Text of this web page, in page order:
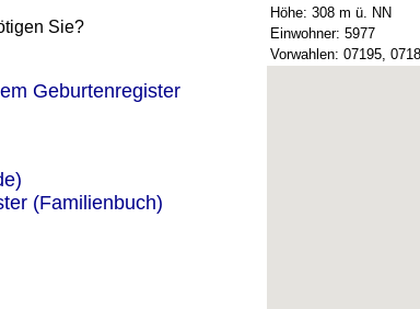
Sie?
Geburtenregister
(Familienbuch)
Höhe: 308 m ü. NN
Einwohner: 5977
Vorwahlen: 07195,